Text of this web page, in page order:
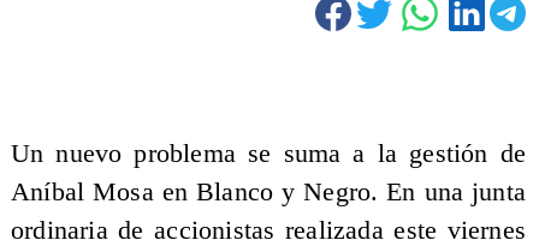
Un nuevo problema se suma a la gestión de
Aníbal Mosa en Blanco y Negro. En una junta
ordinaria de accionistas realizada este viernes